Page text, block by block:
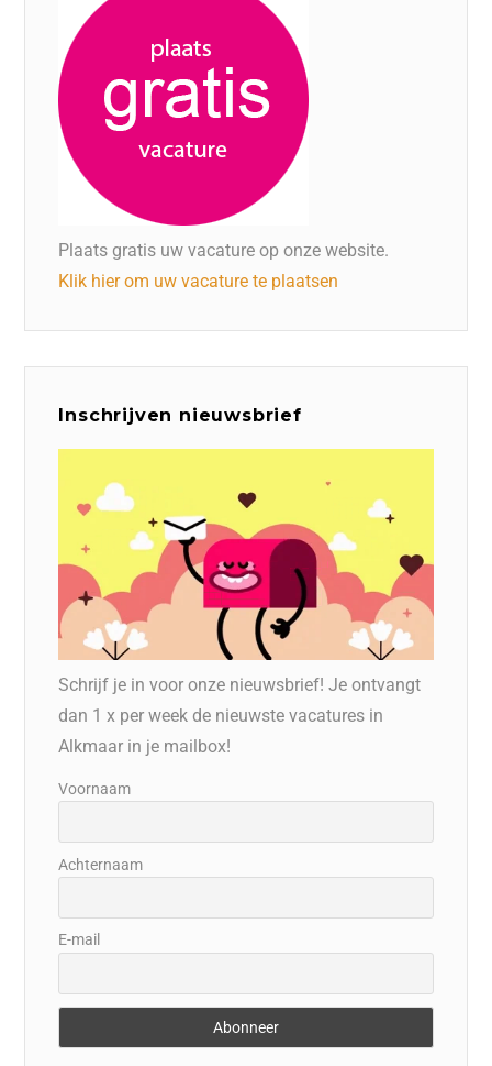
Plaats gratis uw vacature op onze website.
Klik hier om uw vacature te plaatsen
Inschrijven nieuwsbrief
Schrijf je in voor onze nieuwsbrief! Je ontvangt
dan 1 x per week de nieuwste vacatures in
Alkmaar in je mailbox!
Voornaam
Achternaam
E-mail